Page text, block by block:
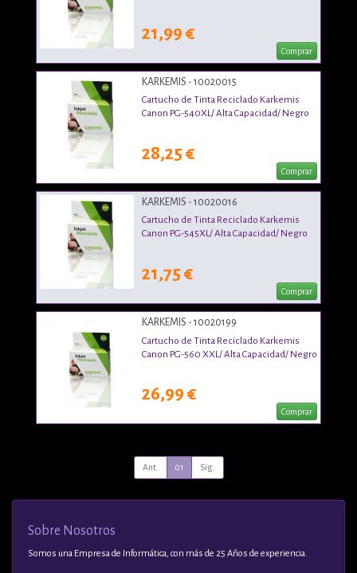
21,99 €
Comprar
KARKEMIS - 10020015
Cartucho de Tinta Reciclado Karkemis
Canon PG-540XL/ Alta Capacidad/ Negro
28,25 €
Comprar
KARKEMIS - 10020016
Cartucho de Tinta Reciclado Karkemis
Canon PG-545XL/ Alta Capacidad/ Negro
21,75 €
Comprar
KARKEMIS - 10020199
Cartucho de Tinta Reciclado Karkemis
Canon PG-560 XXL/ Alta Capacidad/ Negro
26,99 €
Comprar
Ant. 01 Sig.
Sobre Nosotros
Somos una Empresa de Informática, con más de 25 Años de experiencia.